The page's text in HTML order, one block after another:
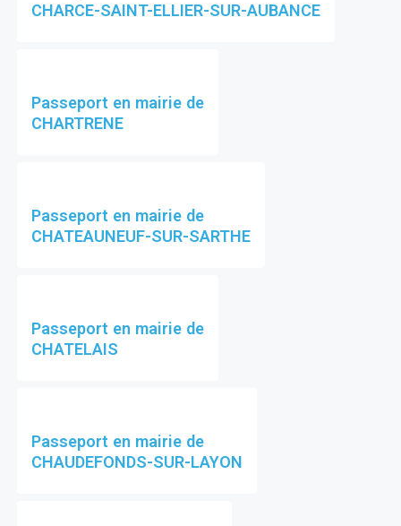
CHARCE-SAINT-ELLIER-SUR-AUBANCE
Passeport en mairie de
CHARTRENE
Passeport en mairie de
CHATEAUNEUF-SUR-SARTHE
Passeport en mairie de
CHATELAIS
Passeport en mairie de
CHAUDEFONDS-SUR-LAYON